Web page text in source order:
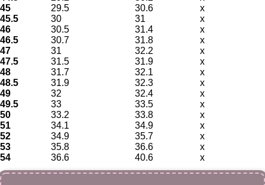
45
29.5 30.6
x
45.5
30 31
x
46
30.5 31.4
x
46.5
30.7 31.8
x
47
31 32.2
x
47.5
31.5 31.9
x
48
31.7 32.1
x
48.5
31.9 32.3
x
49
32 32.4
x
49.5
33 33.5
x
50
33.2 33.8
x
51
34.1 34.9
x
52
34.9 35.7
x
53
35.8 36.6
x
54
36.6 40.6 x